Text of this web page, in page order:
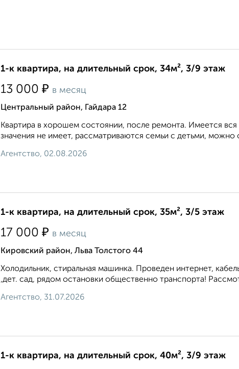
1-к квартира, на длительный срок, 34м², 3/9 этаж
13 000 ₽ в месяц
Центральный район, Гайдара 12
Квартира в хорошем состоянии, после ремонта. Имеется
значения не имеет, рассматриваются семьи с детьми,
Агентство, 02.08.2026
1-к квартира, на длительный срок, 35м², 3/5 этаж
17 000 ₽ в месяц
Кировский район, Льва Толстого 44
Холодильник, стиральная машинка. Проведен интернет,
,дет. сад, рядом остановки общественно транспорта!
Агентство, 31.07.2026
1-к квартира, на длительный срок, 40м², 3/9 этаж